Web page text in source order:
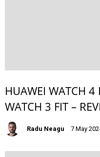
HUAWEI WATCH 4
WATCH 3 FIT –
Radu Neagu 7 May